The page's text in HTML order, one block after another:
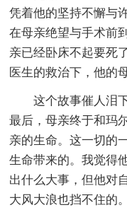
凭着他的坚持不懈与
在母亲绝望与手术前
亲已经卧床不起要死
医生的救治下，他的
这个故事催人泪
最后，母亲终于和玛
亲的生命。这一切的
生命带来的。我觉得
出什么大事，但他对
大风大浪也挡不住的